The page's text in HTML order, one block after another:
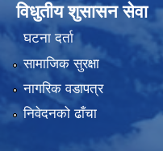
विधुतीय शुसासन सेवा
घटना दर्ता
सामाजिक सुरक्षा
नागरिक वडापत्र
निवेदनको ढाँचा